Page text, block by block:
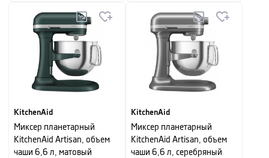
KitchenAid
Миксер планетарный
KitchenAid Artisan, объем
чаши 6,6 л, матовый
KitchenAid
Миксер планетарный
KitchenAid Artisan, объем
чаши 6,6 л, серебряный